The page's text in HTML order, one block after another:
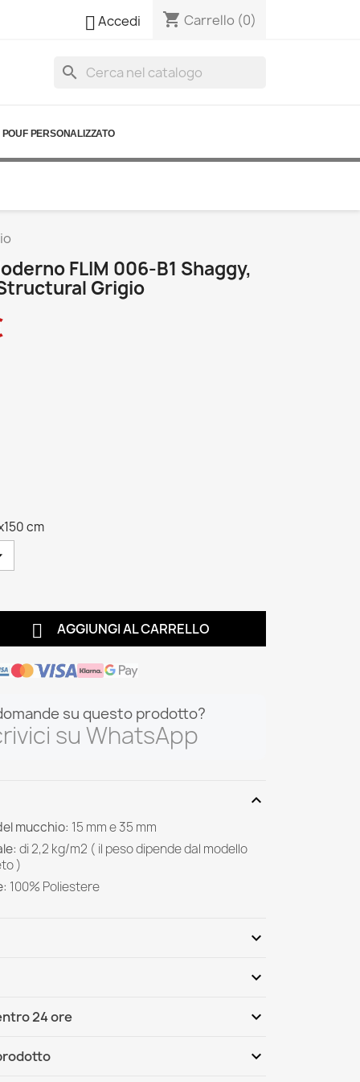
Accedi shopping_cart Carrello (0)
search
POUF PERSONALIZZATO
FLIM 006-B1 Shaggy,
Grigio
cm
 AGGIUNGI AL CARRELLO
su questo prodotto?
su WhatsApp
expand_more
mucchio: 15 mm e 35 mm
di2,2 kg/m2 ( il peso dipende dal modello
)
100% Poliestere
expand_more
expand_more
24 ore expand_more
expand_more